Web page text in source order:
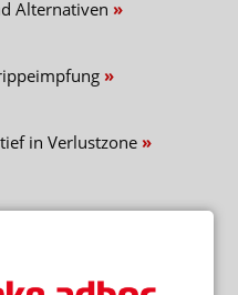
Alternativen
in Verlustzone
Säugling